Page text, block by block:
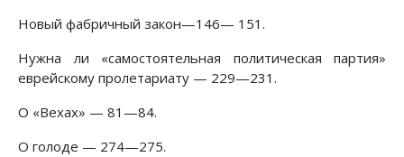
Новый фабричный закон—146— 151.
Нужна ли «самостоятельная политическая партия»
еврейскому пролетариату — 229—231.
О «Вехах» — 81—84.
О голоде — 274—275.